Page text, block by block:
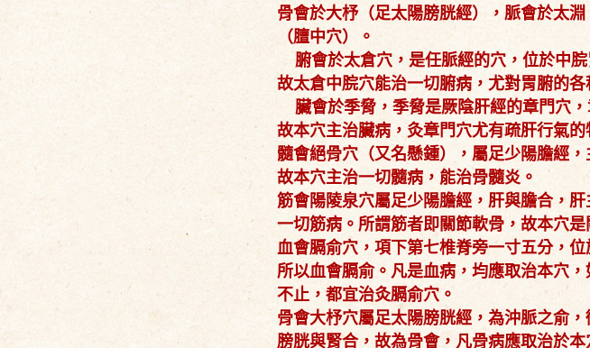
骨會於大杼（足太陽膀胱經），脈會於太
（膻中穴）。
腑會於太倉穴，是任脈經的穴，位於中
故太倉中脘穴能治一切腑病，尤對胃腑的
臟會於季脅，季脅是厥陰肝經的章門穴
故本穴主治臟病，灸章門穴尤有疏肝行氣的
髓會絕骨穴（又名懸鍾），屬足少陽膽經
故本穴主治一切髓病，能治骨髓炎。
筋會陽陵泉穴屬足少陽膽經，肝與膽合，
一切筋病。所謂筋者即關節軟骨，故本穴是
血會膈俞穴，項下第七椎脊旁一寸五分，
所以血會膈俞。凡是血病，均應取治本穴
不止，都宜治灸膈俞穴。
骨會大杼穴屬足太陽膀胱經，為沖脈之俞
膀胱與腎合，故為骨會，凡骨病應取治於本